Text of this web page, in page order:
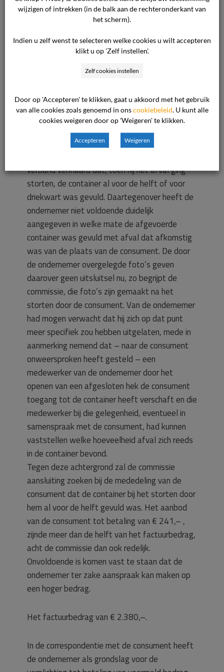
brief aan de commissie van 8 mei 2012 dat het
merendeel van de inhoud van de container van
de standplaats van de consument afkomstig
was, moet worden aangenomen dat niet de
de consument afkomstig was. Dat betekent
afvoer van de container volledig ten laste van
de consument te brengen. Het is redelijk dat
deze wordt belast met de kosten die in
verhouding staan met de door hem gestorte
verband verklaard dat, toen hij het afval ging
storten, de container al voor de helft of voor
driekwart was gevuld. Daartegenover heeft de
ondernemer niet voldoende duidelijk
aangegeven in welke mate de afgevoerde
container was gevuld met afval dat afkomstig
was van de plaats van de consument. De door
de ondernemer overgelegde foto’s geven
daarover geen uitsluitsel nu, zo begrijpt de
commissie, die foto’s zijn gemaakt na het
storten door de consument. Van de ondernemer
had mogen verwacht dat hij zich op dat punt
meer specifiek zou hebben uitgelaten, mede in
aanmerking nemend dat – naar de consument
onweersproken heeft gesteld – een
medewerker van de ondernemer door het
openen van een afgesloten hek de consument
toegang tot de container heeft verschaft en die
medewerker bij die gelegenheid, eventueel in
samenspraak met de consument, had kunnen
vaststellen welke hoeveelheid afval zich reeds
in de container bevond.
Tegen deze achtergrond zal de commissie
aansluiting zoeken bij de mededeling van de
consument dat de container bij het storten door
hem al voor de helft gevuld was. Het aanbod
van de consument tot betaling van € 241,– ,
zijnde meer dan de helft van het factuurbedrag,
acht de commissie dan ook redelijk.
Onvoldoende is komen vast te staan dat de
ondernemer ter zake aanspraak kan maken op
een hoger bedrag.
Het factuurbedrag van € 2.380,–.
In de correspondentie met de consument heeft
de ondernemer als grondslag voor de
wijzigen of intrekken (in de balk aan de rechteronderkant van
het scherm).
Indien u zelf wenst te selecteren welke cookies u wilt accepteren
klikt u op 'Zelf instellen'.
Zelf cookies instellen
Door op 'Accepteren' te klikken, gaat u akkoord met het gebruik
van alle cookies zoals genoemd in onscookiebeleid. U kunt alle
cookies weigeren door op 'Weigeren' te klikken.
Accepteren Weigeren